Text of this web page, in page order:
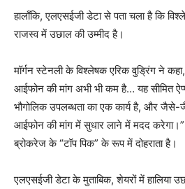
हालाँकि, एलएसईजी डेटा से पता चला है कि
राजस्व में उछाल की उम्मीद है।
मॉर्गन स्टेनली के विश्लेषक एरिक वुड्रिंग ने
आईफोन की मांग अभी भी कम है… यह सीमित
भौगोलिक उपलब्धता का एक कार्य है, और जैसे-
आईफोन की मांग में सुधार लाने में मदद
ब्रोकरेज के “टॉप पिक” के रूप में दोहराता है।
एलएसईजी डेटा के मुताबिक, शेयरों में